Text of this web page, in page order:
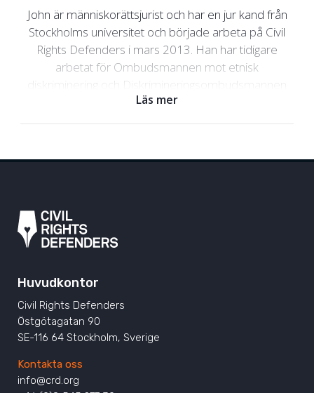
John är människorättsjurist och har en jur kand från
Stockholms universitet och började arbeta på Civil
Rights Defenders i mars 2013. Han har tidigare
arbetat för Ombudsmannen mot etnisk
diskriminering och Diskrimineringsombudsmannen
där han bland annat var ansvarig för att utreda fall av
diskriminering. John har även arbetat med mänskliga
var han ansvarig för organisationens arbete med
krigsförbrytelser, rättssäkerhet och
minoritetsrättigheter.
Läs mer
Huvudkontor
Civil Rights Defenders
Östgötagatan 90
SE-116 64 Stockholm, Sverige
Kontakta oss
info@crd.org